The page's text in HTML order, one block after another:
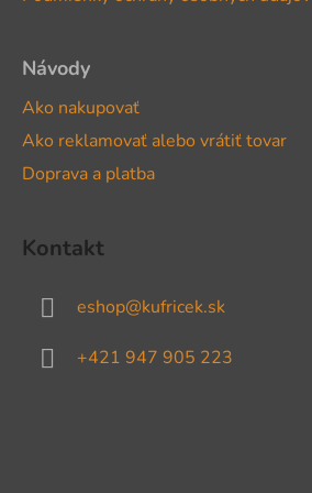
Návody
Ako nakupovať
Ako reklamovať alebo vrátiť tovar
Doprava a platba
Kontakt
eshop@kufricek.sk
+421 947 905 223